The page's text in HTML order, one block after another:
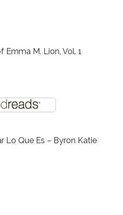
Emma M. Lion, Vol. 1
Lo Que Es – Byron Katie